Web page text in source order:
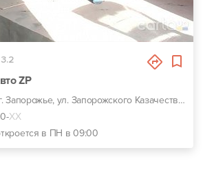
3.2
ZP
г. Запорожье, ул. Запорожского Казачества, 2а
ХХ
в ПН в 09:00